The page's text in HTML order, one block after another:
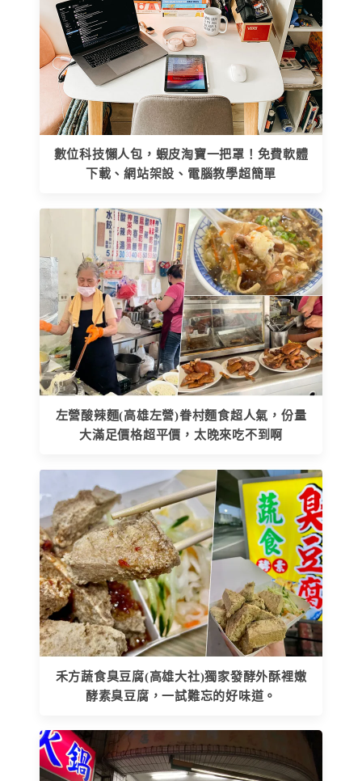
數位科技懶人包，蝦皮淘寶一把罩！免費軟體
下載、網站架設、電腦教學超簡單
左營酸辣麵(高雄左營)眷村麵食超人氣，份量
大滿足價格超平價，太晚來吃不到啊
禾方蔬食臭豆腐(高雄大社)獨家發酵外酥裡嫩
酵素臭豆腐，一試難忘的好味道。